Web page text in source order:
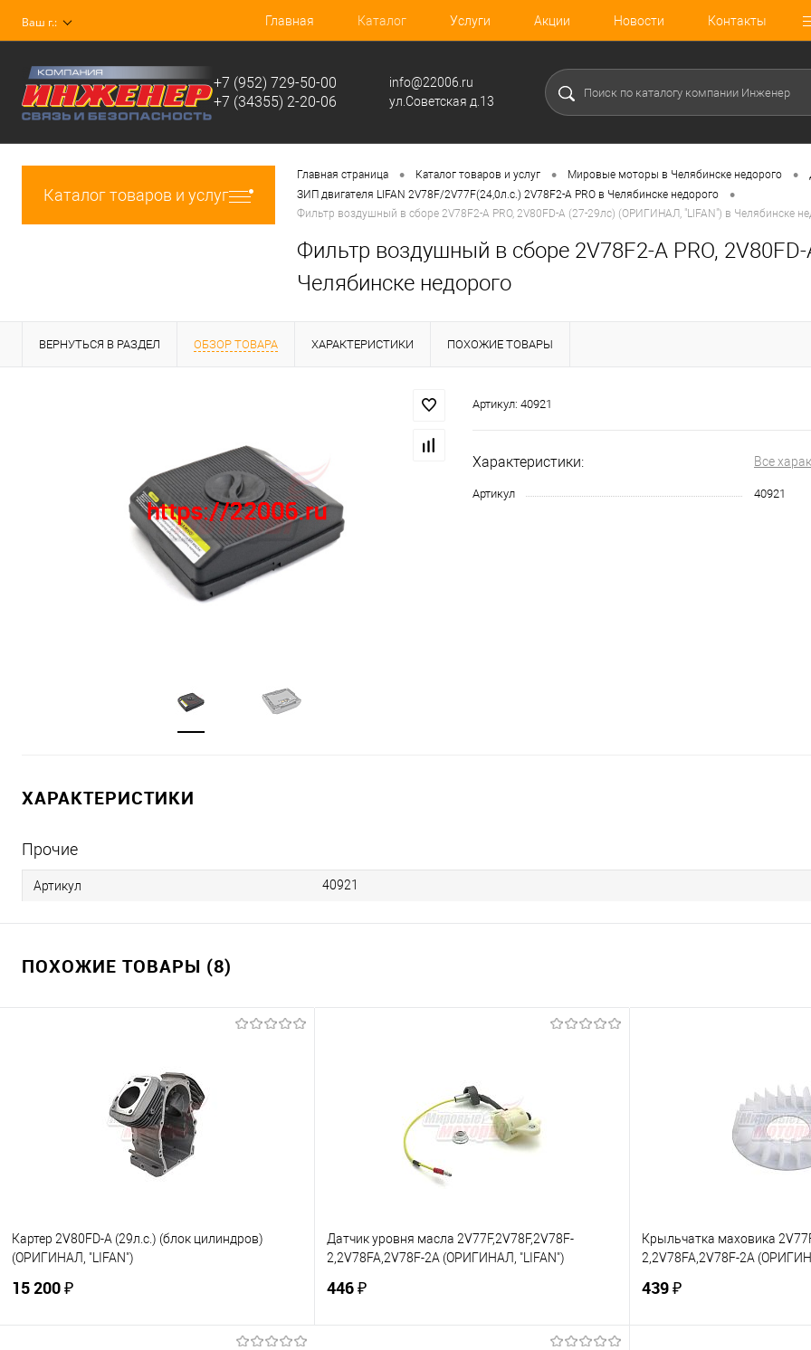
Ваш г.: Главная Каталог Услуги Акции Новости Контакты
+7 (952) 729-50-00
+7 (34355) 2-20-06
info@22006.ru
ул.Советская д.13
Каталог товаров и услуг
Главная страница • Каталог товаров и услуг • Мировые моторы в Челябинске недорого •
ЗИП двигателя LIFAN 2V78F/2V77F(24,0л.с.) 2V78F2-A PRO в Челябинске недорого •
Фильтр воздушный в сборе 2V78F2-A PRO, 2V80FD-A (27-29лс) (ОРИГИНАЛ, "LIFAN") в Челябинске
Фильтр воздушный в сборе 2V78F2-A PRO,
Челябинске недорого
ВЕРНУТЬСЯ В РАЗДЕЛ ОБЗОР ТОВАРА ХАРАКТЕРИСТИКИ ПОХОЖИЕ ТОВАРЫ
Артикул: 40921
Характеристики: Все
Артикул 40921
ХАРАКТЕРИСТИКИ
Прочие
Артикул 40921
ПОХОЖИЕ ТОВАРЫ (8)
Картер 2V80FD-A (29л.с.) (блок цилиндров)
(ОРИГИНАЛ, "LIFAN")
15 200 ₽
Датчик уровня масла 2V77F,2V78F,2V78F-
2,2V78FA,2V78F-2A (ОРИГИНАЛ, "LIFAN")
446 ₽
Крыльчатка маховика
2,2V78FA,2V78F-2A
439 ₽